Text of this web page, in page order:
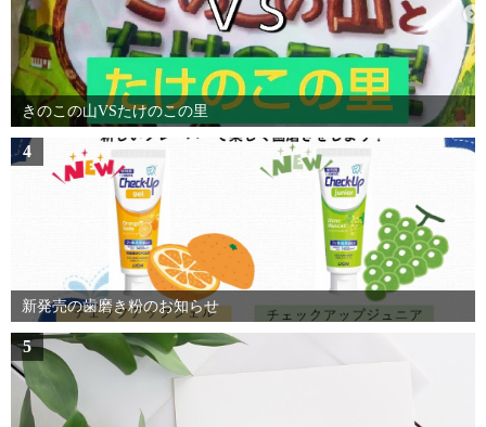
きのこの山VSたけのこの里
4
新発売の歯磨き粉のお知らせ
5